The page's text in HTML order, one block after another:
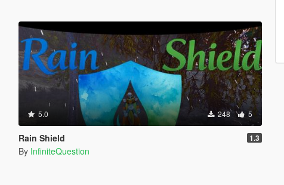
5.0 248 5
Rain Shield 1.3
By InfiniteQuestion